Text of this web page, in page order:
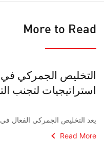
More to Read
التخليص الجمركي
استراتيجيات لتجنب
يعد التخليص الجمركي الفعال
Read More